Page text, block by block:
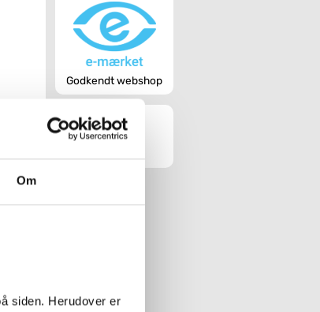
Om
siden. Herudover er
Godkendt webshop